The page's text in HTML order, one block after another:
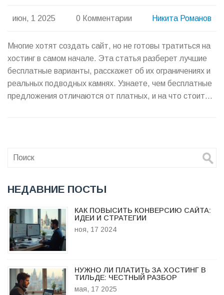
июн, 1 2025 0 Комментарии Никита Романов
Многие хотят создать сайт, но не готовы тратиться на
хостинг в самом начале. Эта статья разберет лучшие
бесплатные варианты, расскажет об их ограничениях и
реальных подводных камнях. Узнаете, чем бесплатные
предложения отличаются от платных, и на что стоит
НЕДАВНИЕ ПОСТЫ
КАК ПОВЫСИТЬ КОНВЕРСИЮ САЙТА:
ИДЕИ И СТРАТЕГИИ
ноя, 17 2024
НУЖНО ЛИ ПЛАТИТЬ ЗА ХОСТИНГ В
ТИЛЬДЕ: ЧЕСТНЫЙ РАЗБОР
мая, 17 2025